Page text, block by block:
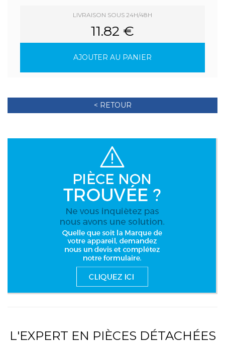
LIVRAISON SOUS 24H/48H
11.82 €
AJOUTER AU PANIER
< RETOUR
L'EXPERT EN PIÈCES DÉTACHÉES